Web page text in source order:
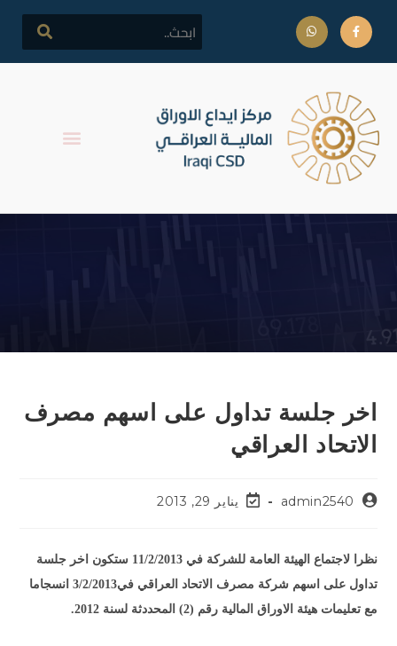
اخر جلسة تداول على اسهم مصرف
الاتحاد العراقي
admin2540 يناير 29, 2013
نظرا لاجتماع الهيئة العامة للشركة في 11/2/2013 ستكون اخر جلسة
تداول على اسهم شركة مصرف الاتحاد العراقي في3/2/2013 انسجاما
مع تعليمات هيئة الاوراق المالية رقم (2) المحددثة لسنة 2012.